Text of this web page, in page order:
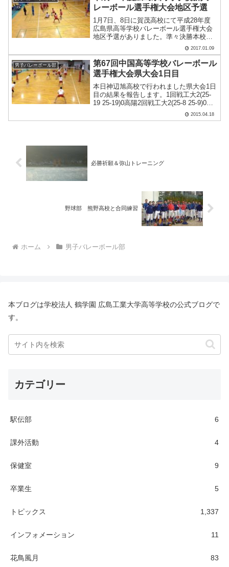
レーボール選手権大会地区予選
1月7日、8日に賀茂高校にて平成28年度
広島県高等学校バレーボール選手権大会
地区予選がありました。準々決勝本校
2(25-11 25-22)0 瀬戸内準決勝本校 1(25-
14 23-25 27-29)2 高陽3位決定戦本校
2(25-12.....
2017.01.09
男子バレーボール部
第67回中国高等学校バレーボール
選手権大会県大会1日目
本日神辺旭高校で行われました県大会1日
目の結果を報告します。1回戦工大2(25-
19 25-19)0高陽2回戦工大2(25-8 25-9)0三
原以上の結果により、明日も同じく神辺
旭会場で準々決勝以降の試合がありま
2015.04.18
必勝祈願＆弥山トレーニング
野球部 熊野高校と合同練習
ホーム 男子バレーボール部
本ブログは学校法人 鶴学園 広島工業大学高等学校の公式ブログで
す。
カテゴリー
駅伝部 6
課外活動 4
保健室 9
卒業生 5
トピックス 1,337
インフォメーション 11
花鳥風月 83